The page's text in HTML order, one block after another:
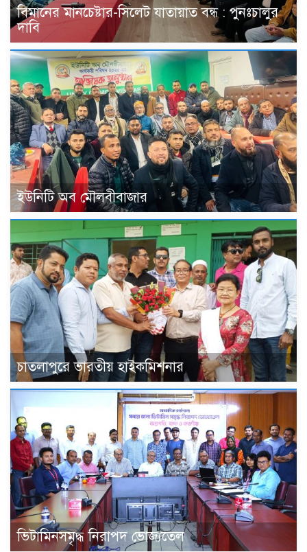
বিমানের মানচেষ্টার-সিলেট যাতায়াত বন্ধ : পুনঃচালুর
দাবি
ইউনিটি অব মৌলবীবাজার
চাতলাপুরে ভারতীয় হাইকমিশনার
ভিটামিনসমৃদ্ধ নিরাপদ ভোজ্যতেল